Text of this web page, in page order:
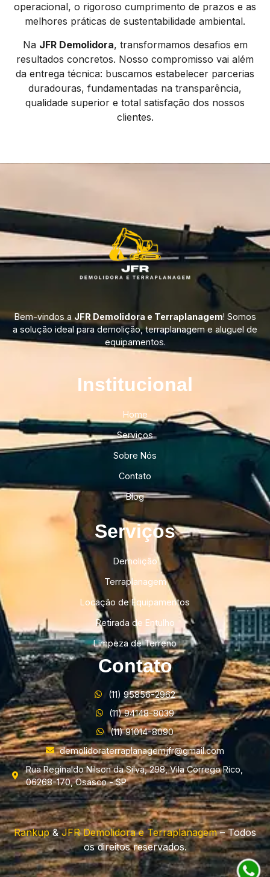
operacional, o rigoroso cumprimento de prazos e as
melhores práticas de sustentabilidade ambiental.
Na JFR Demolidora, transformamos desafios em
resultados concretos. Nosso compromisso vai além
da entrega técnica: buscamos estabelecer parcerias
duradouras, fundamentadas na transparência,
qualidade superior e total satisfação dos nossos
clientes.
Bem-vindos a JFR Demolidora e Terraplanagem! Somos
a solução ideal para demolição, terraplanagem e aluguel de
equipamentos.
Institucional​
Home
Serviços
Sobre Nós
Contato
Blog
Serviços
Demolição
Terraplanagem
Locação de Equipamentos
Retirada de Entulho
Limpeza de Terreno
Contato
(11) 95856-2962
(11) 94148-8039
(11) 91014-8090
demolidoraterraplanagemjfr@gmail.com
Rua Reginaldo Nilson da Silva, 298, Vila Corrego Rico,
06268-170, Osasco - SP
Rankup&JFR Demolidora e Terraplanagem– Todos
os direitos reservados.